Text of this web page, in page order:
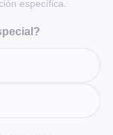
específica.